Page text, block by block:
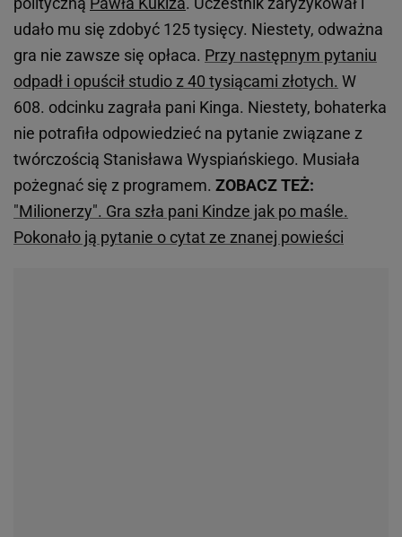
udało mu się zdobyć 125 tysięcy. Niestety, odważna
gra nie zawsze się opłaca. Przy następnym pytaniu
odpadł i opuścił studio z 40 tysiącami złotych. W
608. odcinku zagrała pani Kinga. Niestety, bohaterka
nie potrafiła odpowiedzieć na pytanie związane z
twórczością Stanisława Wyspiańskiego. Musiała
pożegnać się z programem. ZOBACZ TEŻ:
"Milionerzy". Gra szła pani Kindze jak po maśle.
Pokonało ją pytanie o cytat ze znanej powieści